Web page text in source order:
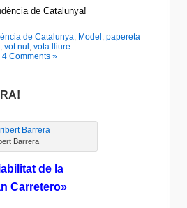
de Catalunya!
de Catalunya, Model , papereta
, vot nul , vota lliure
4 Comments »
Barrera
de la
Carretero»